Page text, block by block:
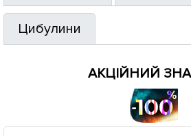
Цибулини
АКЦІЙНИЙ